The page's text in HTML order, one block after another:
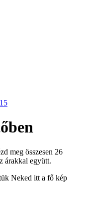
meg összesen 26
árakkal együtt.
Neked itt a fő kép